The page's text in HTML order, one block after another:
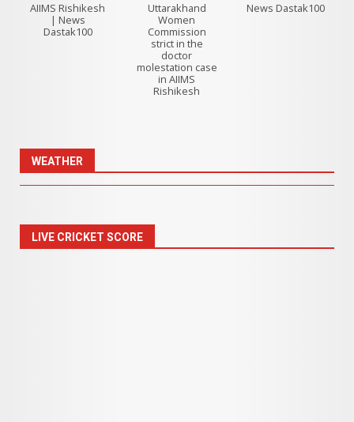
AIIMS Rishikesh
| News
Dastak100
Uttarakhand
Women
Commission
strict in the
doctor
molestation case
in AIIMS
Rishikesh
News Dastak100
WEATHER
LIVE CRICKET SCORE